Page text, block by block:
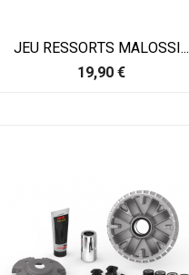
JEU RESSORTS MALOSSI...
Prix
19,90 €